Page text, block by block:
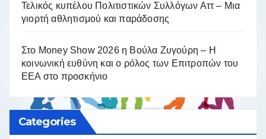
Τελικός κυπέλου Πολιτιστικών Συλλόγων Αττ – Μια
γιορτή αθλητισμού και παράδοσης
Στο Money Show 2026 η Βούλα Ζυγούρη – Η
κοινωνική ευθύνη και ο ρόλος των Επιτροπών του
ΕΕΑ στο προσκήνιο
Categories